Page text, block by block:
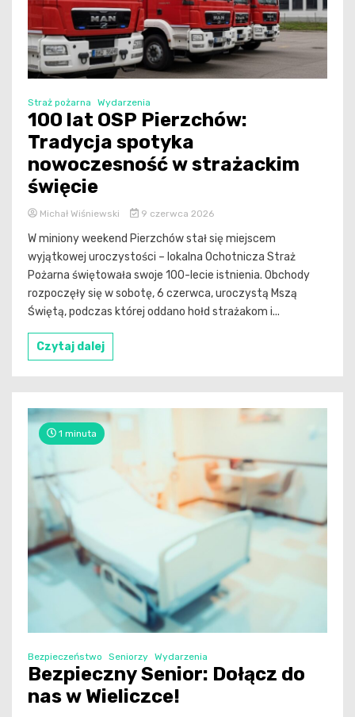
Straż pożarna Wydarzenia
100 lat OSP Pierzchów:
Tradycja spotyka
nowoczesność w strażackim
święcie
Michał Wiśniewski 9 czerwca 2026
W miniony weekend Pierzchów stał się miejscem
wyjątkowej uroczystości – lokalna Ochotnicza Straż
Pożarna świętowała swoje 100-lecie istnienia. Obchody
rozpoczęły się w sobotę, 6 czerwca, uroczystą Mszą
Świętą, podczas której oddano hołd strażakom i...
Czytaj dalej
1 minuta
Bezpieczeństwo Seniorzy Wydarzenia
Bezpieczny Senior: Dołącz do
nas w Wieliczce!